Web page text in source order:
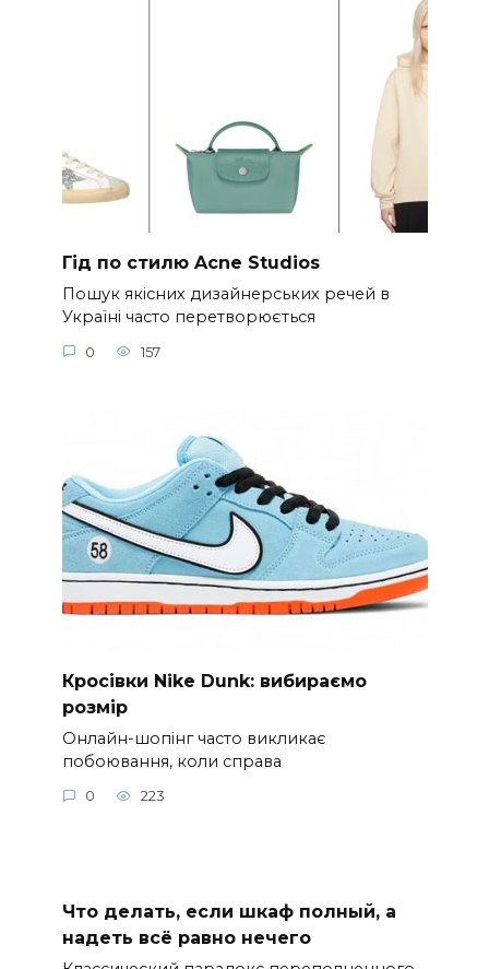
Гід по стилю Acne Studios
Пошук якісних дизайнерських речей в
Україні часто перетворюється
0 157
Кросівки Nike Dunk: вибираємо
розмір
Онлайн-шопінг часто викликає
побоювання, коли справа
0 223
Что делать, если шкаф полный, а
надеть всё равно нечего